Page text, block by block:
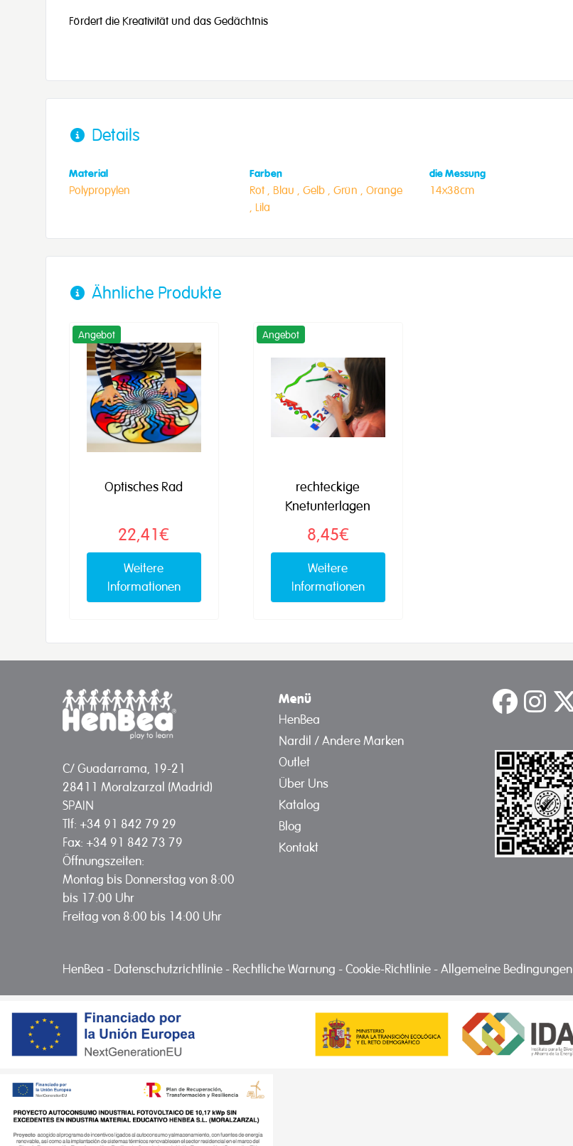
Fördert die Kreativität und das Gedächtnis
Details
Material
Polypropylen
Farben
Rot , Blau , Gelb , Grün , Orange
, Lila
die Messung
14x38cm
Ähnliche Produkte
Angebot
Optisches Rad
22,41€
Weitere
Informationen
Angebot
rechteckige
Knetunterlagen
8,45€
Weitere
Informationen
C/ Guadarrama, 19-21
28411 Moralzarzal (Madrid)
SPAIN
Tlf: +34 91 842 79 29
Fax: +34 91 842 73 79
Öffnungszeiten:
Montag bis Donnerstag von 8:00
bis 17:00 Uhr
Freitag von 8:00 bis 14:00 Uhr
Menü
HenBea
Nardil / Andere Marken
Outlet
Über Uns
Katalog
Blog
Kontakt
HenBea - Datenschutzrichtlinie - Rechtliche Warnung -Cookie-Richtlinie -Allgemeine Bedingungen